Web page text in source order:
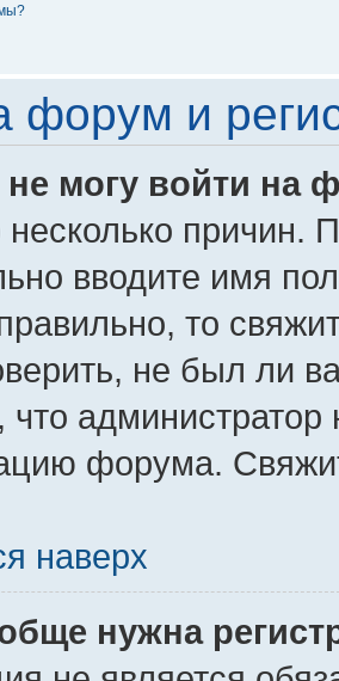
форум и
могу войти на
причин.
вводите имя
то
не был ли
что администратор
форума.
наверх
нужна